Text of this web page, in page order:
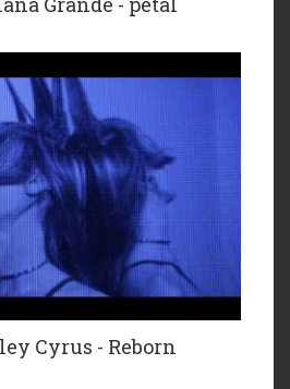
Cyrus - Reborn